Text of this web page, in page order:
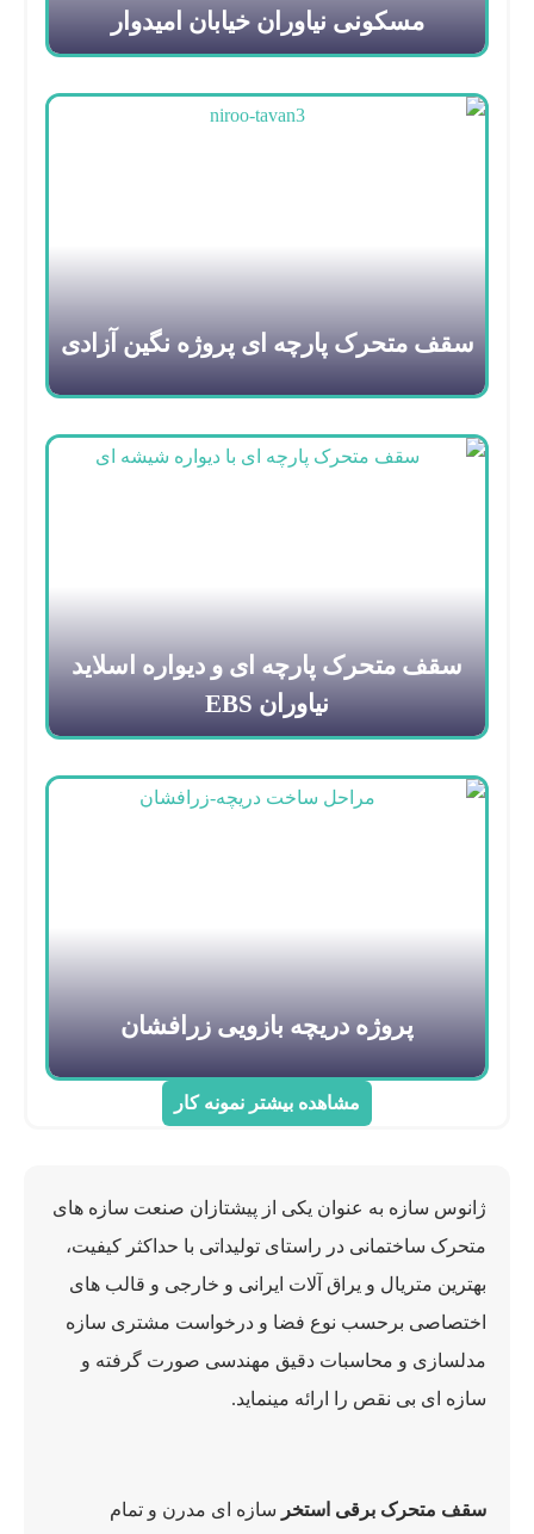
مسکونی نیاوران خیابان امیدوار
سقف متحرک پارچه ای پروژه نگین آزادی
سقف متحرک پارچه ای و دیواره اسلاید
نیاوران EBS
پروژه دریچه بازویی زرافشان
مشاهده بیشتر نمونه کار
ژانوس سازه به عنوان یکی از پیشتازان صنعت سازه های
متحرک ساختمانی در راستای تولیداتی با حداکثر کیفیت،
بهترین متریال و یراق آلات ایرانی و خارجی و قالب های
اختصاصی برحسب نوع فضا و درخواست مشتری سازه
مدلسازی و محاسبات دقیق مهندسی صورت گرفته و
سازه ای بی نقص را ارائه مینماید.
سقف متحرک برقی استخر سازه ای مدرن و تمام